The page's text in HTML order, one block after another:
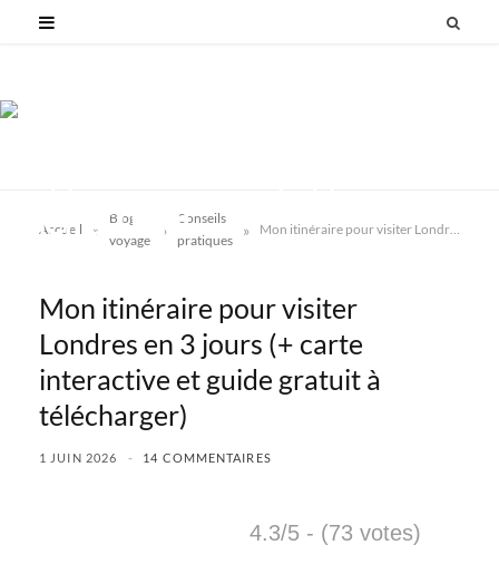
Accueil »
Blog
voyage
»
Conseils
pratiques
» Mon itinéraire pour visiter Londres en 3 jours (+ carte interactive et guide gratuit à télécharger)
Mon itinéraire pour visiter
Londres en 3 jours (+ carte
interactive et guide gratuit à
télécharger)
1 JUIN 2026 14 COMMENTAIRES
4.3/5 - (73 votes)